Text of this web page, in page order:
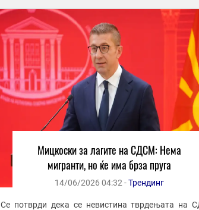
Мицкоски за лагите на СДСМ: Нема
мигранти, но ќе има брза пруга
14/06/2026 04:32 -Трендинг
Се потврди дека се невистина тврдењата на